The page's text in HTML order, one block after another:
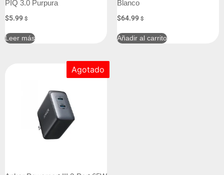
PIQ 3.0 Purpura
$5.99 $
Leer más
Blanco
$64.99 $
Añadir al carrito
Agotado